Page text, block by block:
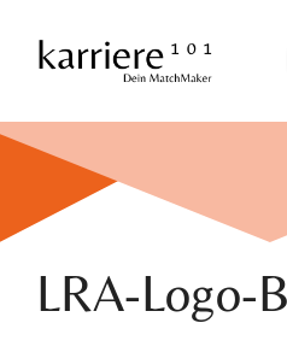
Inhalt
springen
LRA-Logo-